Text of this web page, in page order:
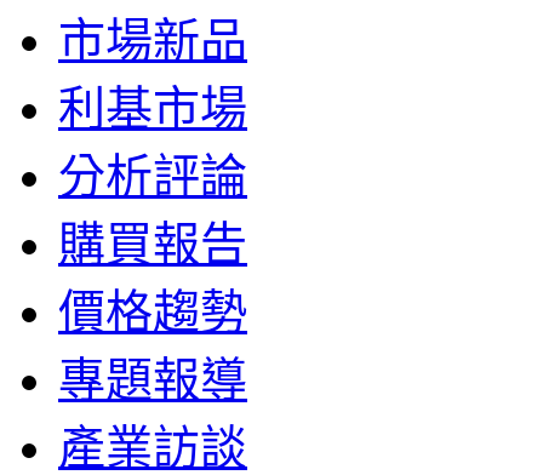
市場新品
利基市場
分析評論
購買報告
價格趨勢
專題報導
產業訪談